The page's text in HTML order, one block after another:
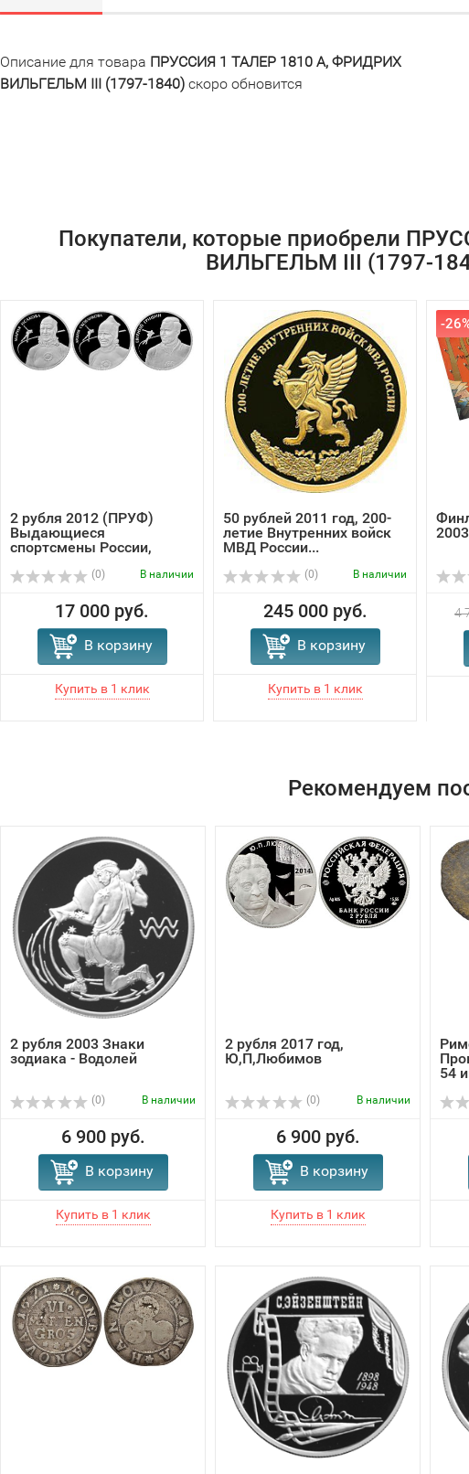
Описание для товара ПРУССИЯ 1 ТАЛЕР 1810 A, ФРИДРИХ
ВИЛЬГЕЛЬМ III (1797-1840) скоро обновится
Покупатели, которые приобрели
ВИЛЬГЕЛЬМ III (1797-
2 рубля 2012 (ПРУФ)
Выдающиеся
спортсмены России,
(0) В наличии
17 000 руб.
В корзину
50 рублей 2011 год, 200-
летие Внутренних войск
МВД России...
(0) В наличии
245 000 руб.
В корзину
-
4
Рекомендуем
2 рубля 2003 Знаки
зодиака - Водолей
(0) В наличии
6 900 руб.
В корзину
2 рубля 2017 год,
Ю,П,Любимов
(0) В наличии
6 900 руб.
В корзину
54